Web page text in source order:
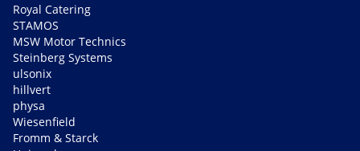
Royal Catering
STAMOS
MSW Motor Technics
Steinberg Systems
ulsonix
hillvert
physa
Wiesenfield
Fromm & Starck